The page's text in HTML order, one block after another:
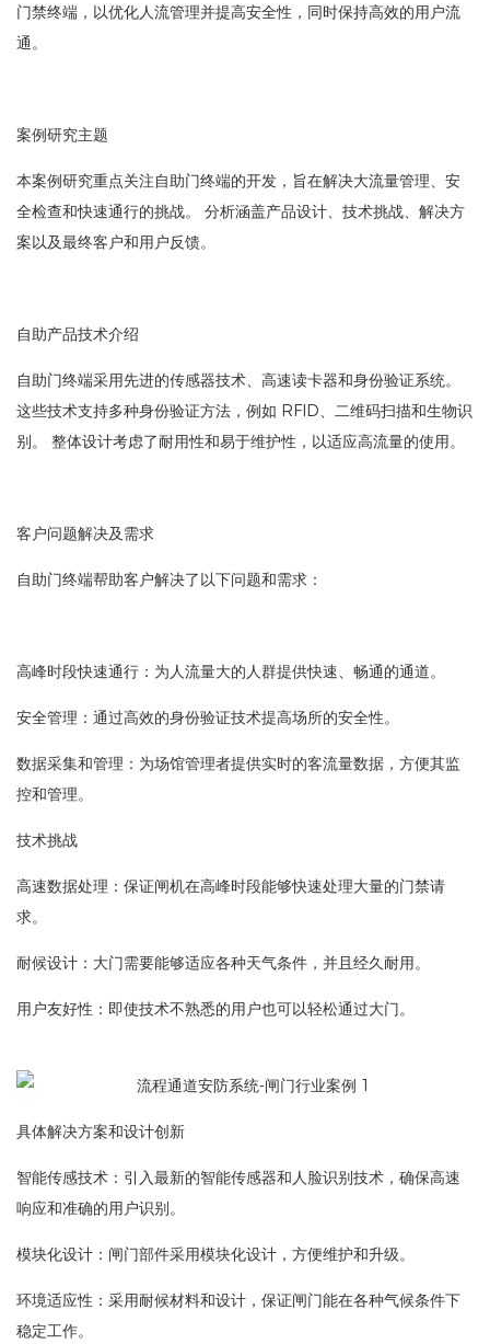
门禁终端，以优化人流管理并提高安全性，同时保持高效的用户流
通。
案例研究主题
本案例研究重点关注自助门终端的开发，旨在解决大流量管理、安
全检查和快速通行的挑战。 分析涵盖产品设计、技术挑战、解决方
案以及最终客户和用户反馈。
自助产品技术介绍
自助门终端采用先进的传感器技术、高速读卡器和身份验证系统。
这些技术支持多种身份验证方法，例如 RFID、二维码扫描和生物识
别。 整体设计考虑了耐用性和易于维护性，以适应高流量的使用。
客户问题解决及需求
自助门终端帮助客户解决了以下问题和需求：
高峰时段快速通行：为人流量大的人群提供快速、畅通的通道。
安全管理：通过高效的身份验证技术提高场所的安全性。
数据采集​​和管理：为场馆管理者提供实时的客流量数据，方便其监
控和管理。
技术挑战
高速数据处理：保证闸机在高峰时段能够快速处理大量的门禁请
求。
耐候设计：大门需要能够适应各种天气条件，并且经久耐用。
用户友好性：即使技术不熟悉的用户也可以轻松通过大门。
具体解决方案和设计创新
智能传感技术：引入最新的智能传感器和人脸识别技术，确保高速
响应和准确的用户识别。
模块化设计：闸门部件采用模块化设计，方便维护和升级。
环境适应性：采用耐候材料和设计，保证闸门能在各种气候条件下
稳定工作。